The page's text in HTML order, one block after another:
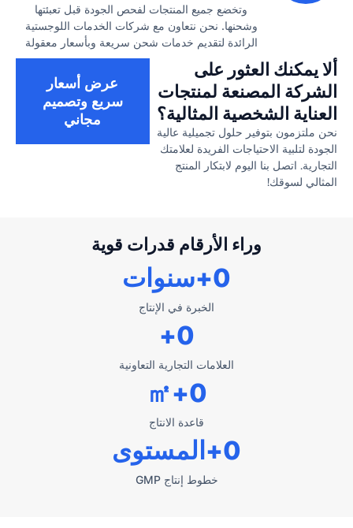
وتخضع جميع المنتجات لفحص الجودة قبل تعبئتها
وشحنها. نحن نتعاون مع شركات الخدمات اللوجستية
الرائدة لتقديم خدمات شحن سريعة وبأسعار معقولة
ألا يمكنك العثور على
الشركة المصنعة لمنتجات
العناية الشخصية المثالية؟
نحن ملتزمون بتوفير حلول تجميلية عالية
الجودة لتلبية الاحتياجات الفريدة لعلامتك
التجارية. اتصل بنا اليوم لابتكار المنتج
المثالي لسوقك!
عرض أسعار
سريع وتصميم
مجاني
وراء الأرقام قدرات قوية
الخبرة في الإنتاج
0+سنوات
العلامات التجارية التعاونية
0
+
قاعدة الانتاج
0
+㎡
خطوط إنتاج GMP
0+المستوى